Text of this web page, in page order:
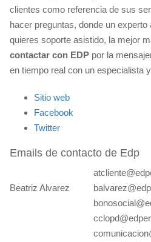
clientes como referencia de sus
hacer preguntas, donde un
quieres soporte asistido, la mejor
contactar con EDP por la
en tiempo real con un especialista
Sitio web
Facebook
Twitter
Emails de contacto de Edp
Beatriz Alvarez